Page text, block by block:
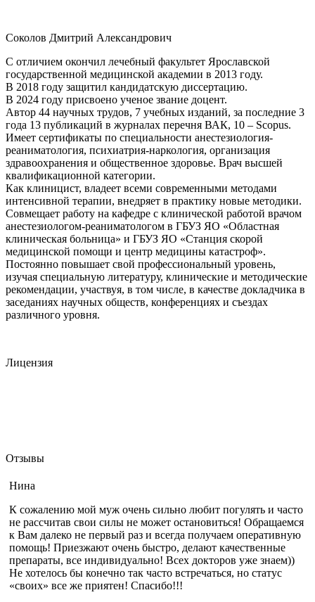
Соколов Дмитрий Александрович
С отличием окончил лечебный факультет Ярославской
государственной медицинской академии в 2013 году.
В 2018 году защитил кандидатскую диссертацию.
В 2024 году присвоено ученое звание доцент.
Автор 44 научных трудов, 7 учебных изданий, за последние 3
года 13 публикаций в журналах перечня ВАК, 10 – Scopus.
Имеет сертификаты по специальности анестезиология-
реаниматология, психиатрия-наркология, организация
здравоохранения и общественное здоровье. Врач высшей
квалификационной категории.
Как клиницист, владеет всеми современными методами
интенсивной терапии, внедряет в практику новые методики.
Совмещает работу на кафедре с клинической работой врачом
анестезиологом-реаниматологом в ГБУЗ ЯО «Областная
клиническая больница» и ГБУЗ ЯО «Станция скорой
медицинской помощи и центр медицины катастроф».
Постоянно повышает свой профессиональный уровень,
изучая специальную литературу, клинические и методические
рекомендации, участвуя, в том числе, в качестве докладчика в
заседаниях научных обществ, конференциях и съездах
различного уровня.
Лицензия
Отзывы
Нина
К сожалению мой муж очень сильно любит погулять и часто
не рассчитав свои силы не может остановиться! Обращаемся
к Вам далеко не первый раз и всегда получаем оперативную
помощь! Приезжают очень быстро, делают качественные
препараты, все индивидуально! Всех докторов уже знаем))
Не хотелось бы конечно так часто встречаться, но статус
«своих» все же приятен! Спасибо!!!